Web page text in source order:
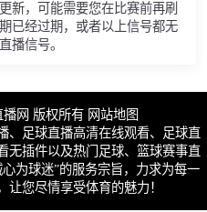
新，可能需要您在比赛前再刷
已经过期，或者以上信号都无
播信号。
播网 版权所有 网站地图
、足球直播高清在线观看、足球直
无插件以及热门足球、篮球赛事直
为球迷”的服务宗旨，力求为每一
您尽情享受体育的魅力！